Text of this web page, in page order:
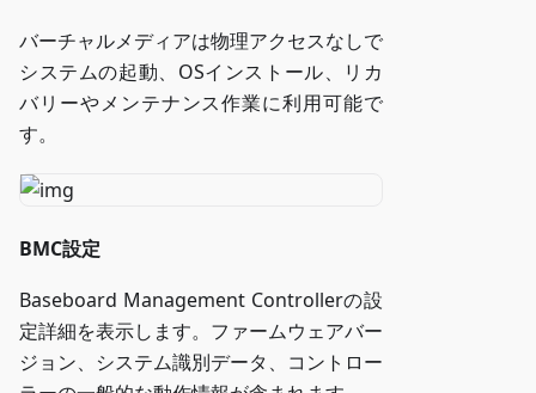
バーチャルメディアは物理アクセスなしで
システムの起動、OSインストール、リカ
バリーやメンテナンス作業に利用可能で
す。
BMC設定
Baseboard Management Controllerの設
定詳細を表示します。ファームウェアバー
ジョン、システム識別データ、コントロー